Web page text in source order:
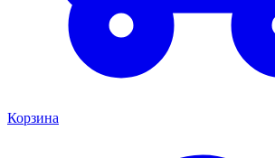
Корзина